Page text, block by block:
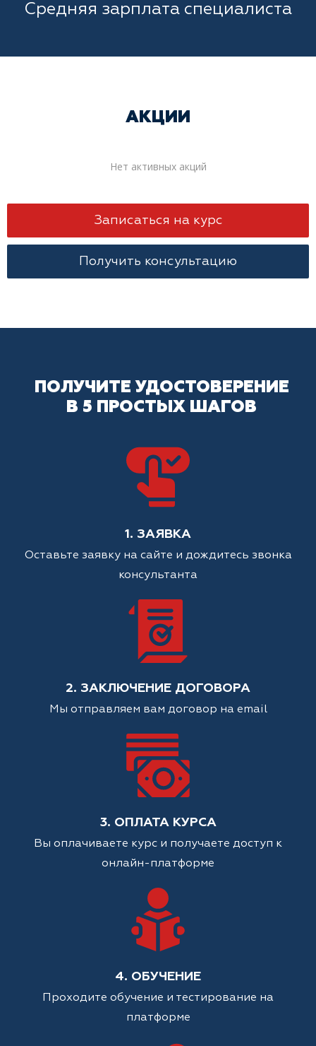
Средняя зарплата специалиста
АКЦИИ
Нет активных акций
Записаться на курс
Получить консультацию
ПОЛУЧИТЕ УДОСТОВЕРЕНИЕ
В 5 ПРОСТЫХ ШАГОВ
1. ЗАЯВКА
Оставьте заявку на сайте и дождитесь звонка
консультанта
2. ЗАКЛЮЧЕНИЕ ДОГОВОРА
Мы отправляем вам договор на email
3. ОПЛАТА КУРСА
Вы оплачиваете курс и получаете доступ к
онлайн-платформе
4. ОБУЧЕНИЕ
Проходите обучение и тестирование на
платформе